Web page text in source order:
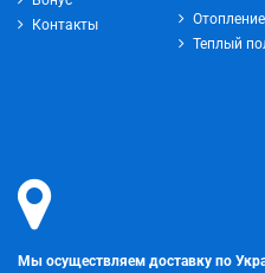
Контакты
Отопление
Теплый
Мы осуществляем доставку по